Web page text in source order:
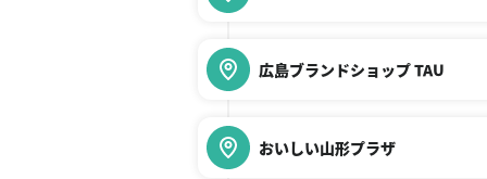
広島ブランドショップ TAU
おいしい山形プラザ